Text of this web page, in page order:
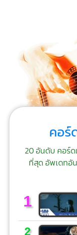
คอร์
20 อันดับ คอร์ด
ที่สุด อัพเดท
1
2